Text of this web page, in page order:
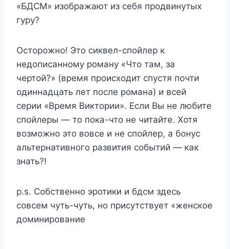
«БДСМ» изображают из себя продвинутых
гуру?
Осторожно! Это сиквел-спойлер к
недописанному роману «Что там, за
чертой?» (время происходит спустя почти
одиннадцать лет после романа) и всей
серии «Время Виктории». Если Вы не любите
спойлеры — то пока-что не читайте. Хотя
возможно это вовсе и не спойлер, а бонус
альтернативного развития событий — как
знать?!
p.s. Собственно эротики и бдсм здесь
совсем чуть-чуть, но присутствует «женское
доминирование